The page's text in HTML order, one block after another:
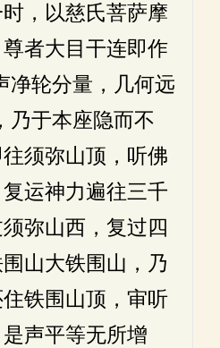
，以慈氏菩萨摩
者大目干连即作
净轮分量，几何远
乃于本座隐而不
须弥山顶，听佛
运神力遍往三千
弥山西，复过四
山大铁围山，乃
铁围山顶，审听
声平等无所增